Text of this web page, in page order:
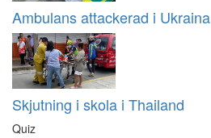
Ambulans attackerad i Ukraina
Skjutning i skola i Thailand
Quiz